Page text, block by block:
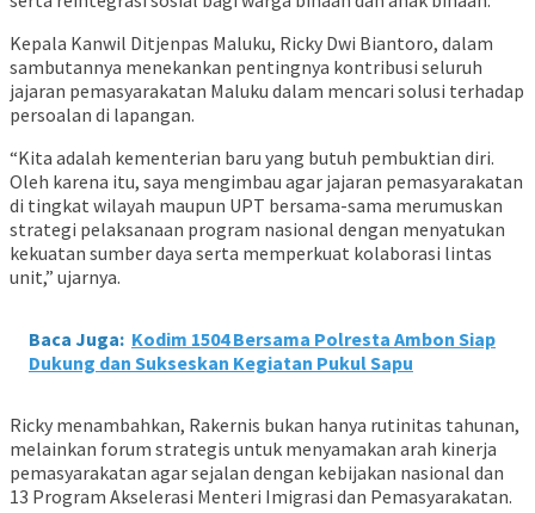
Kepala Kanwil Ditjenpas Maluku, Ricky Dwi Biantoro, dalam
sambutannya menekankan pentingnya kontribusi seluruh
jajaran pemasyarakatan Maluku dalam mencari solusi terhadap
persoalan di lapangan.
“Kita adalah kementerian baru yang butuh pembuktian diri.
Oleh karena itu, saya mengimbau agar jajaran pemasyarakatan
di tingkat wilayah maupun UPT bersama-sama merumuskan
strategi pelaksanaan program nasional dengan menyatukan
kekuatan sumber daya serta memperkuat kolaborasi lintas
unit,” ujarnya.
Baca Juga: Kodim 1504 Bersama Polresta Ambon Siap
Dukung dan Sukseskan Kegiatan Pukul Sapu
Ricky menambahkan, Rakernis bukan hanya rutinitas tahunan,
melainkan forum strategis untuk menyamakan arah kinerja
pemasyarakatan agar sejalan dengan kebijakan nasional dan
13 Program Akselerasi Menteri Imigrasi dan Pemasyarakatan.